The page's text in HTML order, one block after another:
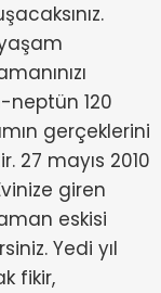
neptün 120
gerçeklerini
27 mayıs 2010
giren
eskisi
Yedi yıl
fikir,